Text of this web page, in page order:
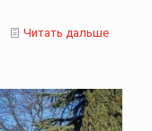
Читать дальше